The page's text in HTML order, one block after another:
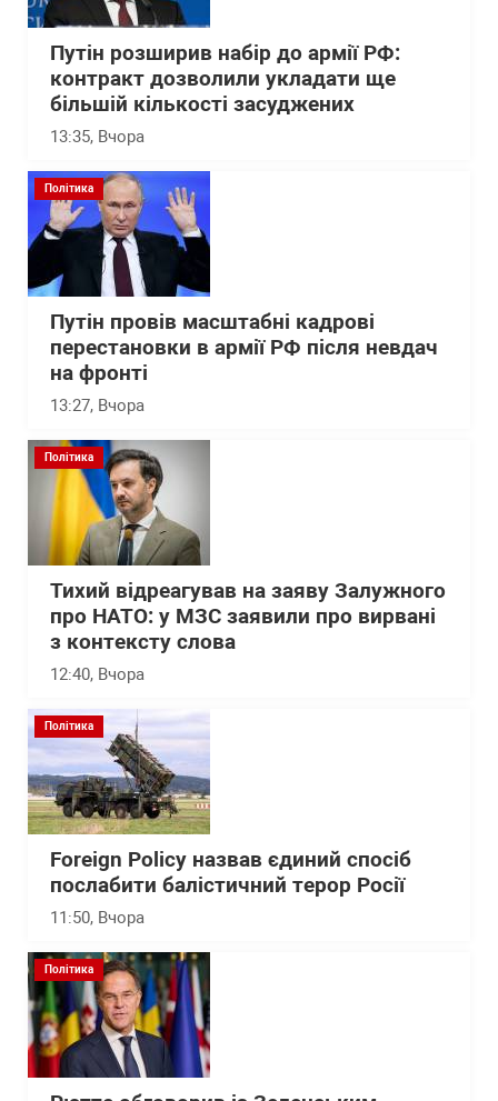
Путін розширив набір до армії РФ:
контракт дозволили укладати ще
більшій кількості засуджених
13:35, Вчора
Політика
Путін провів масштабні кадрові
перестановки в армії РФ після невдач
на фронті
13:27, Вчора
Політика
Тихий відреагував на заяву Залужного
про НАТО: у МЗС заявили про вирвані
з контексту слова
12:40, Вчора
Політика
Foreign Policy назвав єдиний спосіб
послабити балістичний терор Росії
11:50, Вчора
Політика